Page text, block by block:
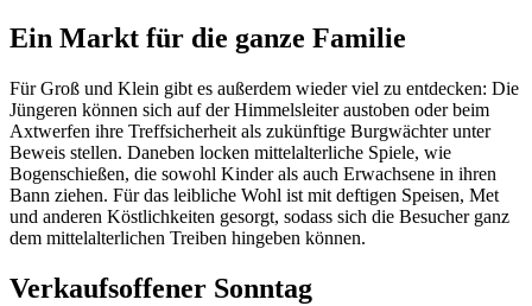
Ein Markt für die ganze Familie
Für Groß und Klein gibt es außerdem wieder viel zu entdecken: Die
Jüngeren können sich auf der Himmelsleiter austoben oder beim
Axtwerfen ihre Treffsicherheit als zukünftige Burgwächter unter
Beweis stellen. Daneben locken mittelalterliche Spiele, wie
Bogenschießen, die sowohl Kinder als auch Erwachsene in ihren
Bann ziehen. Für das leibliche Wohl ist mit deftigen Speisen, Met
und anderen Köstlichkeiten gesorgt, sodass sich die Besucher ganz
dem mittelalterlichen Treiben hingeben können.
Verkaufsoffener Sonntag